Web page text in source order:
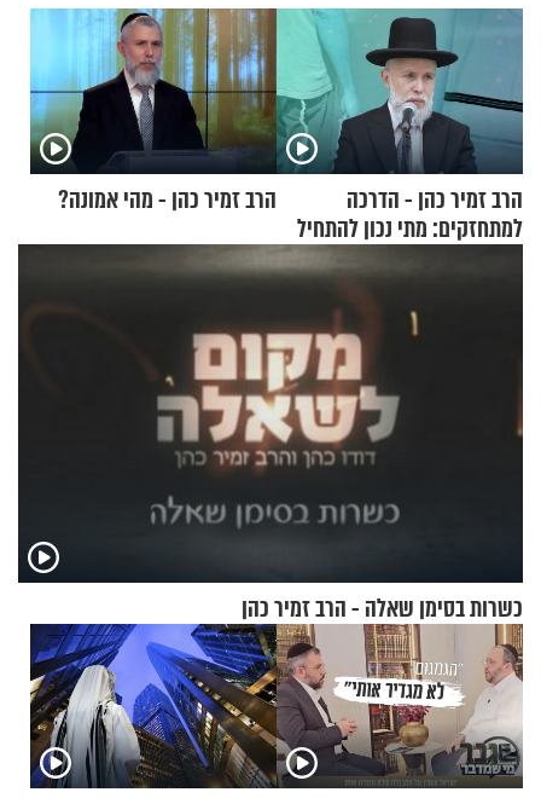
הרב זמיר כהן - הדרכה
למתחזקים: מתי נכון להתחיל
הרב זמיר כהן - מהי אמונה?
כשרות בסימן שאלה - הרב זמיר כהן